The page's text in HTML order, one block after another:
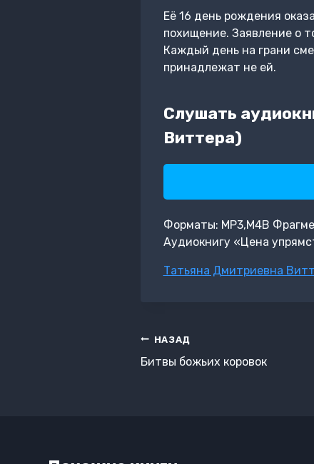
Её 16 день рождения
похищение. Заявление о
Каждый день на грани
принадлежат не ей.
Слушать
Виттера)
Форматы: MP3,M4B
Аудиокнигу «Цена
Метки
Татьяна Дмитриевна
Навигация
по
НАЗАД
Битвы божьих коровок